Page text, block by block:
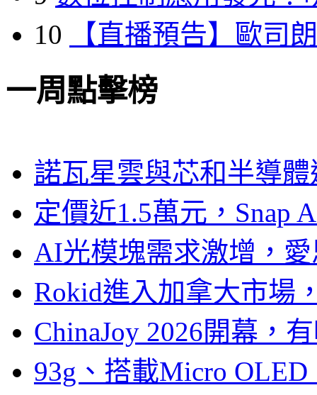
10
【直播預告】歐司
一周點擊榜
諾瓦星雲與芯和半導
定價近1.5萬元，Snap
AI光模塊需求激增，
Rokid進入加拿大市場
ChinaJoy 2026開幕，
93g、搭載Micro